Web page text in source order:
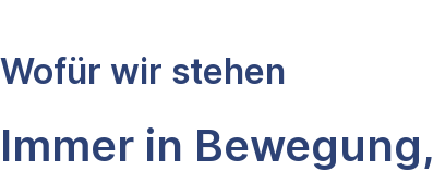
Wofür wir stehen
Immer in Bewegung,